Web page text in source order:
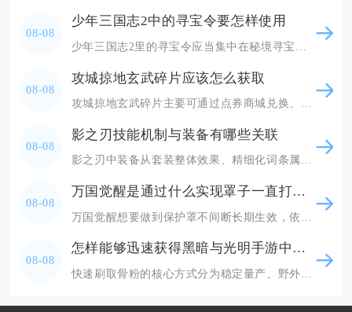
08-08
少年三国志2中的寻宝令要怎样使用
08-08
攻城掠地玄武碎片应该怎么获取
08-08
影之刃技能机制与装备有哪些关联
影之刃中装备从套装整体效果、精细化词条属性、刻印赋能三个维度深度绑定技能的释放逻辑、资源消
08-08
万国觉醒是通过什么实现罩子一直打开的
08-08
怎样能够迅速获得黑暗与光明手游中的骨粉